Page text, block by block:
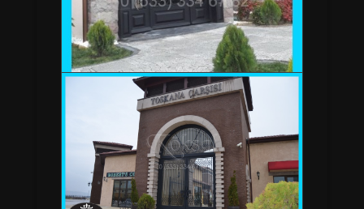
BAHÇE GİRİŞ KAPISI - TULİP A 35 SERKAN
BEY